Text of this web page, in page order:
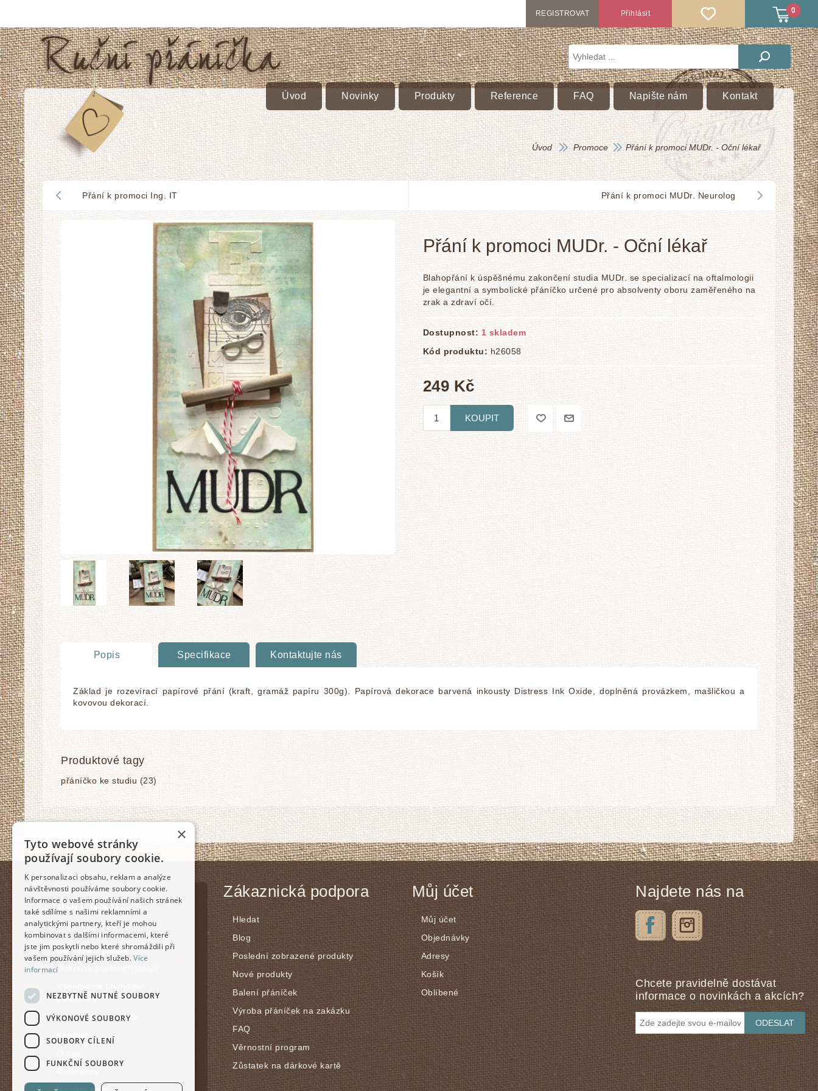
REGISTROVAT Přihlásit 0
Úvod Novinky Produkty Reference FAQ Napište nám Kontakt
Úvod Promoce Přání k promoci MUDr. - Oční lékař
Přání k promoci Ing. IT Přání k promoci MUDr. Neurolog
Přání k promoci MUDr. - Oční lékař
Blahopřání k úspěšnému zakončení studia MUDr. se specializací na oftalmologii
je elegantní a symbolické přáníčko určené pro absolventy oboru zaměřeného na
zrak a zdraví očí.
Dostupnost: 1 skladem
Kód produktu: h26058
249 Kč
KOUPIT
Popis Specifikace Kontaktujte nás
Základ je rozevírací papírové přání (kraft, gramáž papíru 300g). Papírová dekorace barvená inkousty Distress Ink Oxide, doplněná provázkem, mašličkou a
kovovou dekorací.
Produktové tagy
přáníčko ke studiu (23)
Informace
Mapa webu
Doprava a platba
Ochrana osobních údajů
podmínky
Vrácení / reklamace
Zákaznická podpora
Hledat
Blog
Poslední zobrazené produkty
Nové produkty
Balení přáníček
Výroba přáníček na zakázku
FAQ
Věrnostní program
Zůstatek na dárkové kartě
Můj účet
Můj účet
Objednávky
Adresy
Košík
Oblíbené
Najdete nás na
Chcete pravidelně dostávat
informace o novinkách a akcích?
ODESLAT
×
Tyto webové stránky
používají soubory cookie.
K personalizaci obsahu, reklam a analýze
návštěvnosti používáme soubory cookie.
Informace o vašem používání našich stránek
také sdílíme s našimi reklamními a
analytickými partnery, kteří je mohou
kombinovat s dalšími informacemi, které
jste jim poskytli nebo které shromáždili při
vašem používání jejich služeb.Více
informací
NEZBYTNĚ NUTNÉ SOUBORY
VÝKONOVÉ SOUBORY
SOUBORY CÍLENÍ
FUNKČNÍ SOUBORY